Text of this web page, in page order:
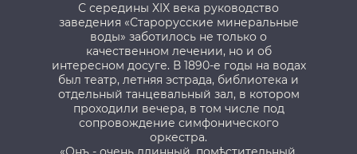
С середины XIX века руководство
заведения «Старорусские минеральные
воды» заботилось не только о
качественном лечении, но и об
интересном досуге. В 1890-е годы на водах
был театр, летняя эстрада, библиотека и
отдельный танцевальный зал, в котором
проходили вечера, в том числе под
сопровождение симфонического
оркестра.